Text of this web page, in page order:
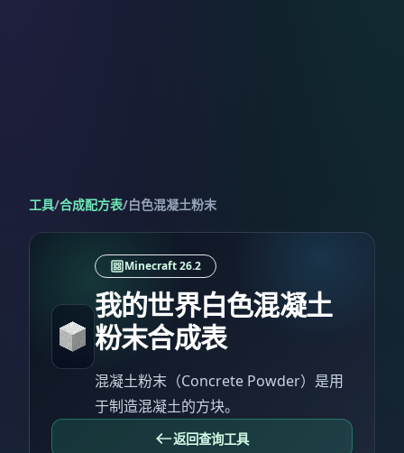
工具/合成配方表/白色混凝土粉末
Minecraft 26.2
我的世界白色混凝土
粉末合成表
混凝土粉末（Concrete Powder）是用
于制造混凝土的方块。
返回查询工具